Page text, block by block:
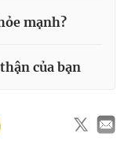
mạnh?
của bạn